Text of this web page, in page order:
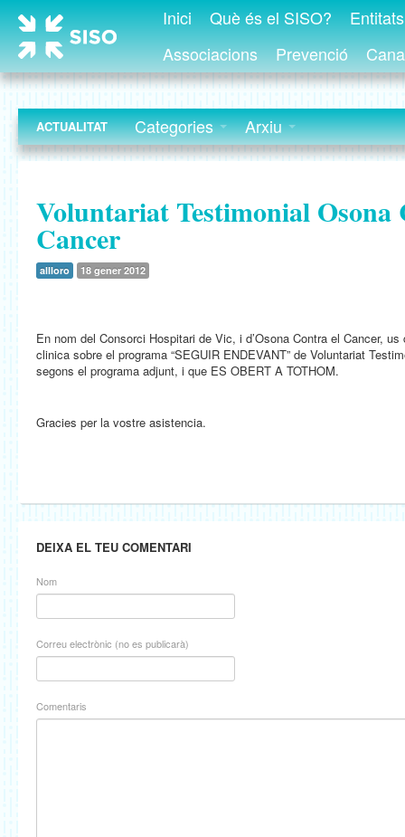
Inici Què és el SISO?
Associacions
Prevenció
ACTUALITAT Categories Arxiu
Voluntariat Testimonial Osona
Cancer
allloro 18 gener 2012
En nom del Consorci Hospitari de Vic, i d’Osona Contra el Cancer,
clinica sobre el programa “SEGUIR ENDEVANT” de Voluntariat
segons el programa adjunt, i que ES OBERT A TOTHOM.
Gracies per la vostre asistencia.
DEIXA EL TEU COMENTARI
Nom
Correu electrònic (no es publicarà)
Comentaris